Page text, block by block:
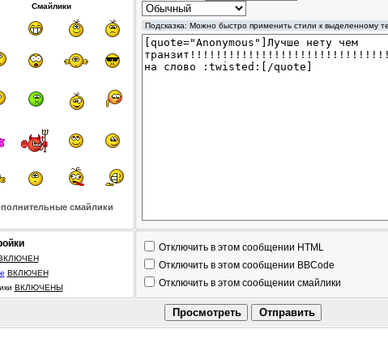
Смайлики
смайлики
ВКЛЮЧЕН
ВКЛЮЧЕНЫ
Отключить в этом сообщении HTML
Отключить в этом сообщении BBCode
Отключить в этом сообщении смайлики